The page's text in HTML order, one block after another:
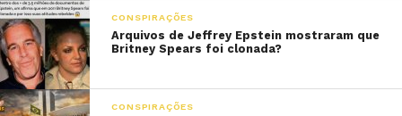
CONSPIRAÇÕES
Arquivos de Jeffrey Epstein mostraram que
Britney Spears foi clonada?
CONSPIRAÇÕES